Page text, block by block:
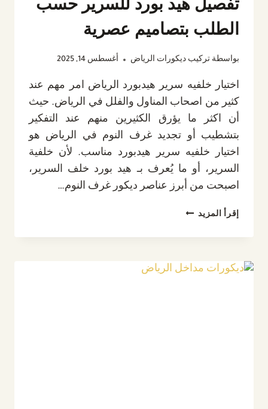
تفصيل هيد بورد للسرير حسب
الطلب بتصاميم عصرية
بواسطة تركيب ديكورات الرياض أغسطس 14, 2025
اختيار خلفيه سرير هيدبورد الرياض امر مهم عند
كثير من اصحاب المناول والفلل في الرياض. حيث
أن اكثر ما يؤرق الكثيرين منهم عند التفكير
بتشطيب أو تجديد غرف النوم في الرياض هو
اختيار خلفيه سرير هيدبورد مناسب. لأن خلفية
السرير، أو ما يُعرف بـ هيد بورد خلف السرير،
اصبحت من أبرز عناصر ديكور غرف النوم…
إقرأ المزيد خلفيه
هيدبورد
تفصيل